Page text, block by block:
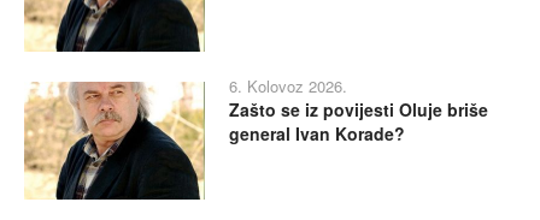
6. Kolovoz 2026.
Zašto se iz povijesti Oluje briše
general Ivan Korade?